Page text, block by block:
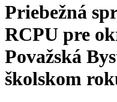
Priebežná
RCPU pre
Považská
školskom